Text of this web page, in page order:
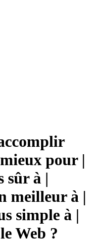
pour |
sûr à |
meilleur à |
simple à |
Web ?